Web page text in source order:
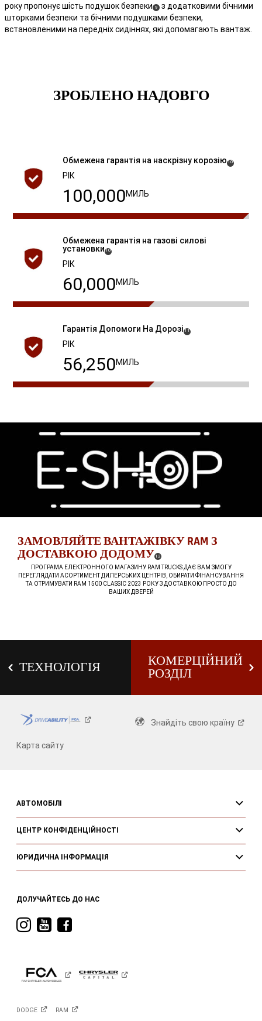
року пропонує шість подушок безпеки (
Disclosure
9)
з додатковими бічними
шторками безпеки та бічними подушками безпеки,
встановленими на передніх сидіннях, які допомагають вантаж.
ЗРОБЛЕНО НАДОВГО
Обмежена гарантія на наскрізну корозію( Disclosure
10)
РІК
100,000МИЛЬ
Обмежена гарантія на газові силові
установки( Disclosure
10)
РІК
60,000МИЛЬ
Гарантія Допомоги На Дорозі(
Disclosure
11)
РІК
60,000МИЛЬ
ЗАМОВЛЯЙТЕ ВАНТАЖІВКУ RAM З
ДОСТАВКОЮ ДОДОМУ(
DISCLOSURE
12)
ПРОГРАМА ЕЛЕКТРОННОГО МАГАЗИНУ RAM TRUCKS ДАЄ ВАМ ЗМОГУ
ПЕРЕГЛЯДАТИ АСОРТИМЕНТ ДИЛЕРСЬКИХ ЦЕНТРІВ, ОБИРАТИ ФІНАНСУВАННЯ
ТА ОТРИМУВАТИ RAM 1500 CLASSIC 2023 РОКУ З ДОСТАВКОЮ ПРОСТО ДО
ВАШИХ ДВЕРЕЙ
ТЕХНОЛОГІЯ КОМЕРЦІЙНИЙ
РОЗДІЛ
Знайдіть своюкраїну
Карта сайту
АВТОМОБІЛІ
ЦЕНТР КОНФІДЕНЦІЙНОСТІ
ЮРИДИЧНА ІНФОРМАЦІЯ
ДОЛУЧАЙТЕСЬ ДО НАС
Visit
Instagram
Visit
YouTube
Visit
Facebook
DODGE RAM